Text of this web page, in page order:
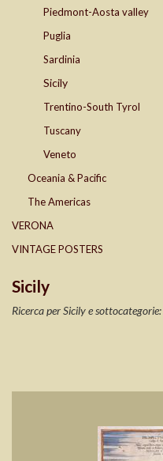
Piedmont-Aosta valley
Puglia
Sardinia
Sicily
Trentino-South Tyrol
Tuscany
Veneto
Oceania & Pacific
The Americas
VERONA
VINTAGE POSTERS
Sicily
Ricerca per Sicily e